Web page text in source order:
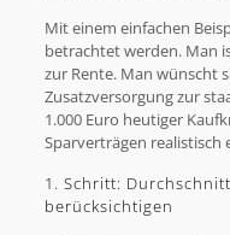
Mit einem einfachen
betrachtet werden. Man
zur Rente. Man wünscht
Zusatzversorgung zur
1.000 Euro heutiger
Sparverträgen realistisch
1. Schritt:
berücksichtigen